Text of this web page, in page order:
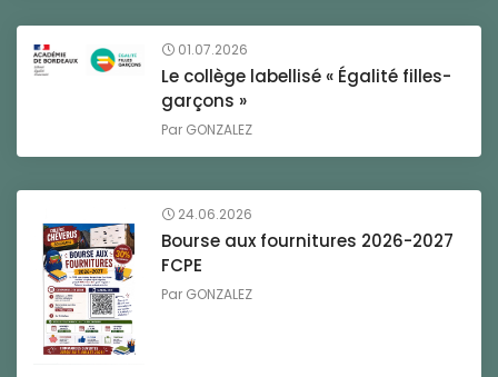
01.07.2026
Le collège labellisé « Égalité filles-
garçons »
Par GONZALEZ
24.06.2026
Bourse aux fournitures 2026-2027
FCPE
Par GONZALEZ